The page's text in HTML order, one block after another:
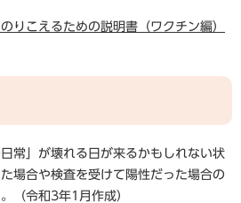
りこえるための説明書（ワクチン編）
常」が壊れる日が来るかもしれない状
場合や検査を受けて陽性だった場合の
（令和3年1月作成）